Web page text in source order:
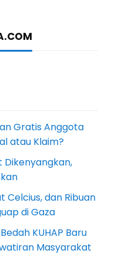
Gratis Anggota
atau Klaim?
Dikenyangkan,
Celcius, dan Ribuan
di Gaza
KUHAP Baru
Masyarakat